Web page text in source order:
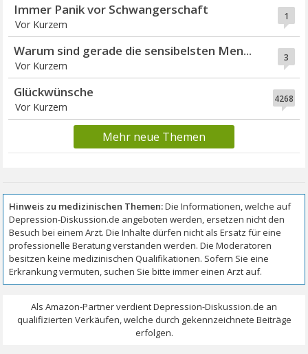
1
Immer Panik vor Schwangerschaft
Vor Kurzem
3
Warum sind gerade die sensibelsten Men...
Vor Kurzem
4268
Glückwünsche
Vor Kurzem
Mehr neue Themen